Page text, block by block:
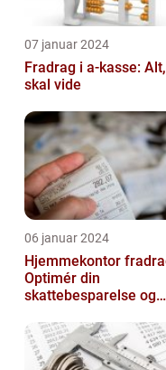
07 januar 2024
Fradrag i a-kasse:
skal vide
06 januar 2024
Hjemmekontor
Optimér din
skattebesparelse og